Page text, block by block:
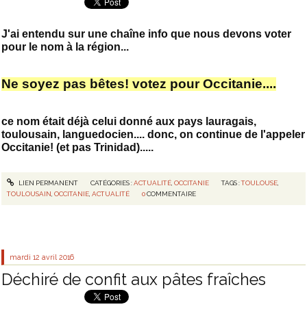
J'ai entendu sur une chaîne info que nous devons voter
pour le nom à la région...
Ne soyez pas bêtes! votez pour Occitanie....
ce nom était déjà celui donné aux pays lauragais,
toulousain, languedocien.... donc, on continue de l'appeler
Occitanie! (et pas Trinidad).....
LIEN PERMANENT CATÉGORIES :ACTUALITÉ, OCCITANIE TAGS :TOULOUSE
TOULOUSAIN ,OCCITANIE ,ACTUALITÉ 0 COMMENTAIRE
mardi 12 avril 2016
Déchiré de confit aux pâtes fraîches